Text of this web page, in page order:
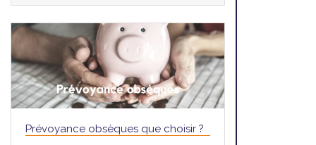
Prévoyance obsèques que choisir ?